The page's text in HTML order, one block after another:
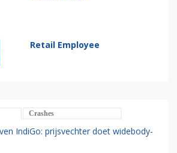
Retail Employee
Crashes
IndiGo: prijsvechter doet widebody-